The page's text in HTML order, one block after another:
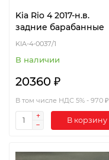
Kia Rio 4 2017-н.в.
задние барабанные
KIA-4-0037/1
В наличии
20360 ₽
В том числе НДС 5% - 970 ₽
В корзину